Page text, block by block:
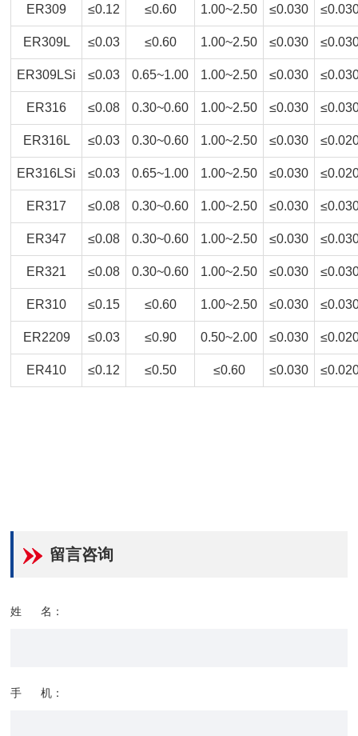
ER309 ≤0.12 ≤0.60 1.00~2.50 ≤0.030
ER309L ≤0.03 ≤0.60 1.00~2.50 ≤0.030
ER309LSi ≤0.03 0.65~1.00 1.00~2.50 ≤0.030
ER316 ≤0.08 0.30~0.60 1.00~2.50 ≤0.030
ER316L ≤0.03 0.30~0.60 1.00~2.50 ≤0.030
ER316LSi ≤0.03 0.65~1.00 1.00~2.50 ≤0.030
ER317 ≤0.08 0.30~0.60 1.00~2.50 ≤0.030
ER347 ≤0.08 0.30~0.60 1.00~2.50 ≤0.030
ER321 ≤0.08 0.30~0.60 1.00~2.50 ≤0.030
ER310 ≤0.15 ≤0.60 1.00~2.50 ≤0.030
ER2209 ≤0.03 ≤0.90 0.50~2.00 ≤0.030
ER410 ≤0.12 ≤0.50 ≤0.60 ≤0.030
留言咨询
姓 名：
手 机：